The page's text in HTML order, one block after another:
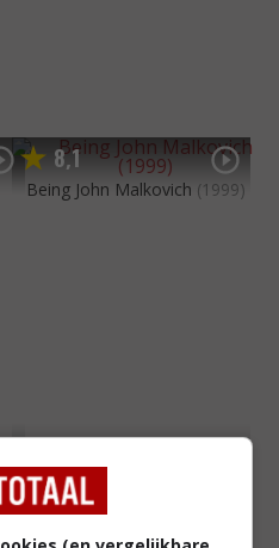
8,1
Being John Malkovich (1999)